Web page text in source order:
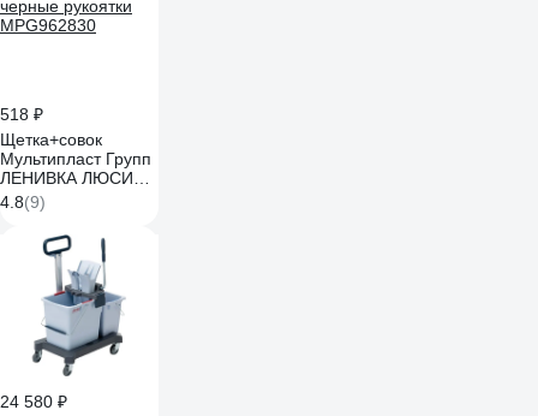
518 ₽
Щетка+совок
Мультипласт Групп
ЛЕНИВКА ЛЮСИ
черные рукоятки
MPG962830
4.8(9)
24 580 ₽